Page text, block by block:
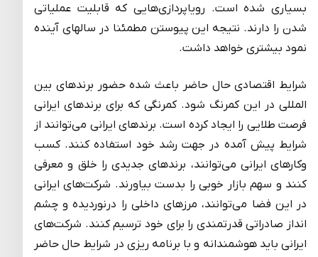
بسیاری شده است. رویاپردازی‌هایی که قابلیت عملیاتی‌
شدن را دارند. نتیجه این پیوستن مطمئنا در سالهای آینده
نمود بیشتری خواهد داشت.
شرایط اقتصادی حال حاضر باعث شده حضور برندهای بین
المللی در این کمرنگ شود. کمرنگی که برای برندهای ایرانی
فرصت طلایی را ایجاد کرده است. برندهای ایرانی می‌توانند از
شرایط پیش آمده در جهت رشد خود استفاده کنند. کسب
وکارهای ایرانی می‌توانند، برندهای جدیدی را خلق و معرفی
کنند و سهم بازار خوبی را بدست بیاورند. شرکت‌های ایرانی
در این فضا می‌توانند، مرزهای داخلی را درنوردیده و چشم
انداز صادراتی قدرتمندی را برای خود ترسیم کنند. شرکت‌های
ایرانی باید هوشمندانه و با برنامه ریزی در شرایط حال حاضر